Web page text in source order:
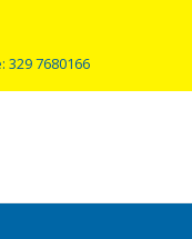
329 7680166